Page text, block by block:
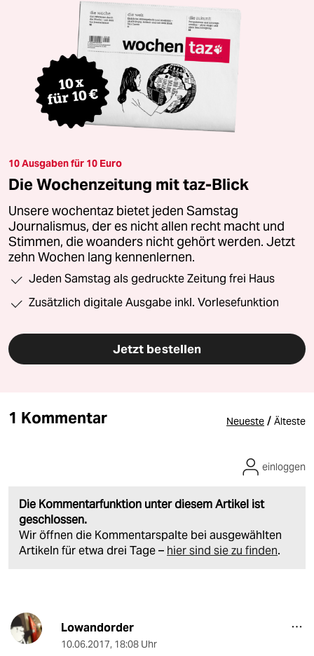
10 Ausgaben für 10 Euro
Die Wochenzeitung mit taz-Blick
Unsere wochentaz bietet jeden Samstag
Journalismus, der es nicht allen recht macht und
Stimmen, die woanders nicht gehört werden. Jetzt
zehn Wochen lang kennenlernen.
Jeden Samstag als gedruckte Zeitung frei Haus
Zusätzlich digitale Ausgabe inkl. Vorlesefunktion
Jetzt bestellen
1 Kommentar Neueste / Älteste
Die Kommentarfunktion unter diesem Artikel ist
geschlossen.
Wir öffnen die Kommentarspalte bei ausgewählten
Artikeln für etwa drei Tage – hier sind sie zu finden.
einloggen
Lowandorder
10.06.2017, 18:08 Uhr